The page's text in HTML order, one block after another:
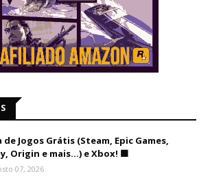
de Jogos Grátis (Steam, Epic Games,
Origin e mais...) e Xbox! 🟩
07, 2026